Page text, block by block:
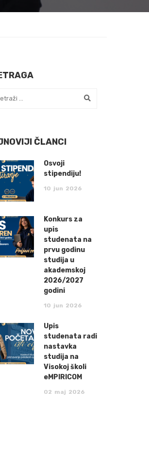
ČLANCI
Osvoji
stipendiju!
10 jun 2026
Konkurs za
upis
studenata na
prvu godinu
studija u
akademskoj
2026/2027
godini
10 jun 2026
Upis
studenata radi
nastavka
studija na
Visokoj školi
eMPIRICOM
02 maj 2026